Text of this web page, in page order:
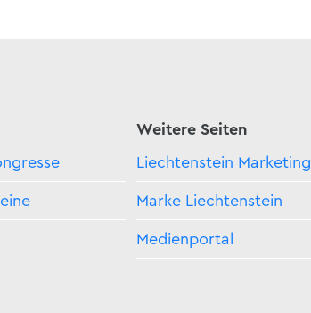
Weitere Seiten
Liechtenstein Marketing
Marke Liechtenstein
Medienportal